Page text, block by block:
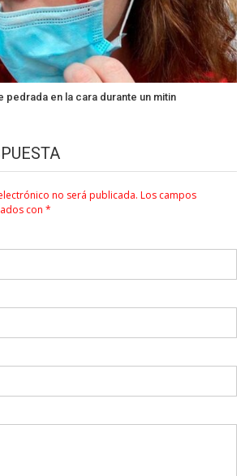
pedrada en la cara durante un mitin
no será publicada. Los campos
con *